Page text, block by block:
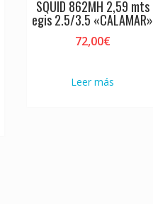
SQUID 862MH 2,59 mts
egis 2.5/3.5 «CALAMAR»
72,00€
Leer más